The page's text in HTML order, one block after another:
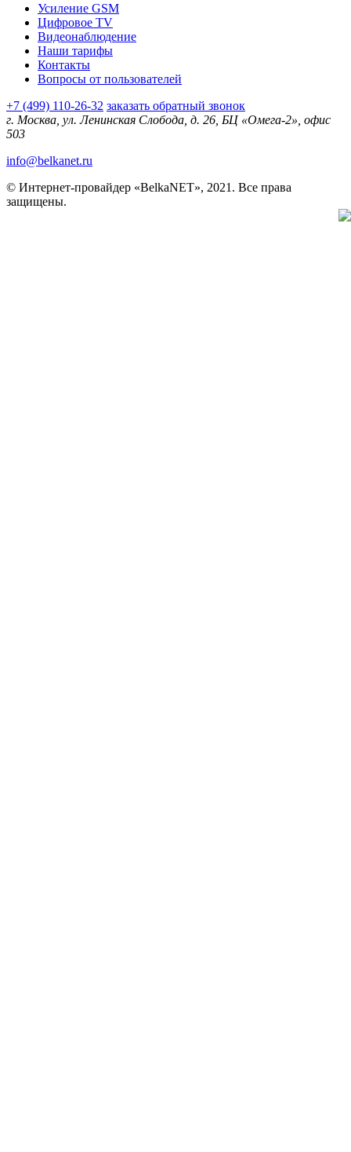
Усиление GSM
Цифровое TV
Видеонаблюдение
Наши тарифы
Контакты
Вопросы от пользователей
+7 (499) 110-26-32 заказать обратный звонок
г. Москва, ул. Ленинская Слобода, д. 26, БЦ «Омега-2», офис
503
info@belkanet.ru
© Интернет-провайдер «BelkaNET», 2021. Все права
защищены.